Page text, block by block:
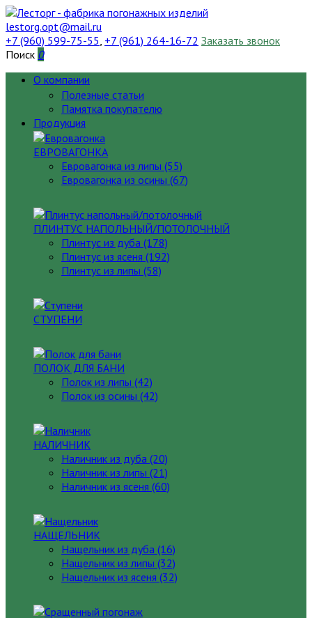
lestorg.opt@mail.ru
+7 (960) 599-75-55, +7 (961) 264-16-72 Заказать звонок
Поиск 0
О компании
Полезные статьи
Памятка покупателю
Продукция
ЕВРОВАГОНКА
Евровагонка из липы (55)
Евровагонка из осины (67)
ПЛИНТУС НАПОЛЬНЫЙ/ПОТОЛОЧНЫЙ
Плинтус из дуба (178)
Плинтус из ясеня (192)
Плинтус из липы (58)
СТУПЕНИ
ПОЛОК ДЛЯ БАНИ
Полок из липы (42)
Полок из осины (42)
НАЛИЧНИК
Наличник из дуба (20)
Наличник из липы (21)
Наличник из ясеня (60)
НАЩЕЛЬНИК
Нащельник из дуба (16)
Нащельник из липы (32)
Нащельник из ясеня (32)